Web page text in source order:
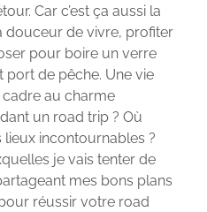
Car c’est ça aussi la
douceur de vivre, profiter
pour boire un verre
port de pêche. Une vie
au charme
un road trip ? Où
lieux incontournables ?
je vais tenter de
mes bons plans
réussir votre road